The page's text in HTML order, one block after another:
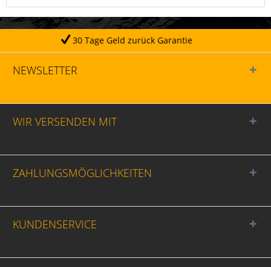
Tage Geld zurück Garantie
NEWSLETTER
WIR VERSENDEN MIT
ZAHLUNGSMÖGLICHKEITEN
KUNDENSERVICE